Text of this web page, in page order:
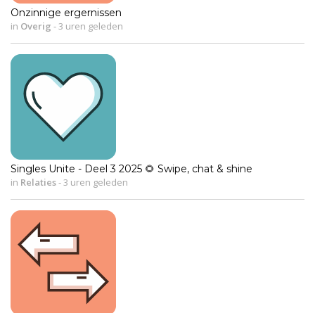
Onzinnige ergernissen
in Overig - 3 uren geleden
Singles Unite - Deel 3 2025 🌻 Swipe, chat & shine
in Relaties- 3 uren geleden